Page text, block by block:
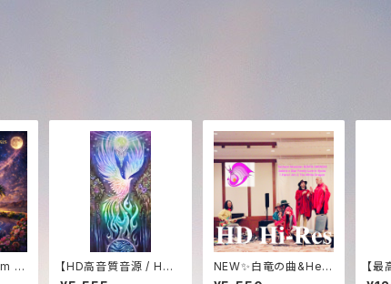
T
R
【HD高音質音源 / HD
Audio】白き鳳凰の歌
NEW✨白竜の曲&Her
e I am京都ライブHDハ
【
交換